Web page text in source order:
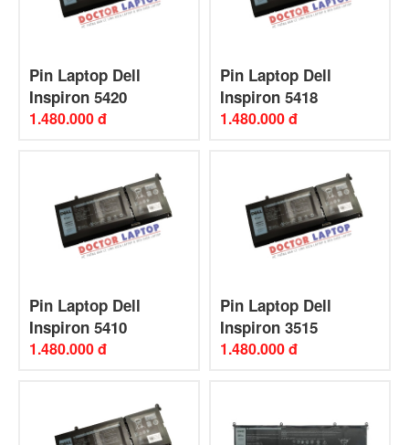
Pin Laptop Dell
Inspiron 5420
1.480.000 đ
Pin Laptop Dell
Inspiron 5418
1.480.000 đ
Pin Laptop Dell
Inspiron 5410
1.480.000 đ
Pin Laptop Dell
Inspiron 3515
1.480.000 đ